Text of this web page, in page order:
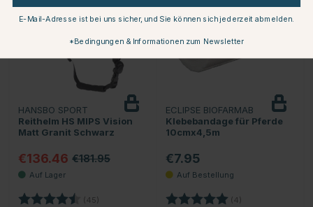
HANSBO SPORT
Reithelm HS MIPS Vision
Matt Granit Schwarz
€136.46 €181.95
Bewertung: (45) 4.8 von 5 Sternen
ECLIPSE BIOFARMAB
Klebebandage für Pferde
10cmx4,5m
€7.95
Bewertung: (4)
E-Mail-Adresse ist bei uns sicher, und Sie können sich jederzeit abmelden.
*Bedingungen & Informationen zum Newsletter